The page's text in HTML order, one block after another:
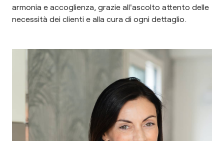
armonia e accoglienza, grazie all'ascolto attento delle
necessità dei clienti e alla cura di ogni dettaglio.